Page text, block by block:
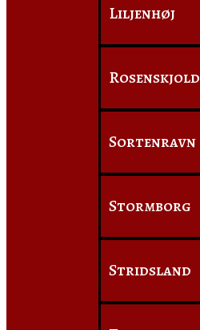
Liljenhøj
Rosenskjold
Sortenravn
Stormborg
Stridsland